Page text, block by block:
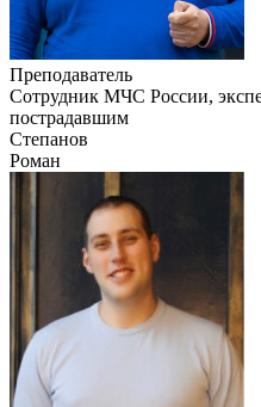
Преподаватель
Сотрудник МЧС России,
пострадавшим
Степанов
Роман